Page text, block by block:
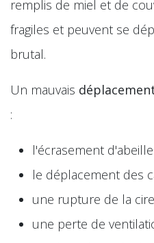
remplis de miel et de
fragiles et peuvent se
brutal.
Un mauvais
:
l'écrasement
le déplacement des
une rupture de la
une perte de